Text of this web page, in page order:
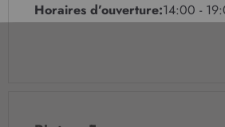
Horaires d’ouverture:14:00 -